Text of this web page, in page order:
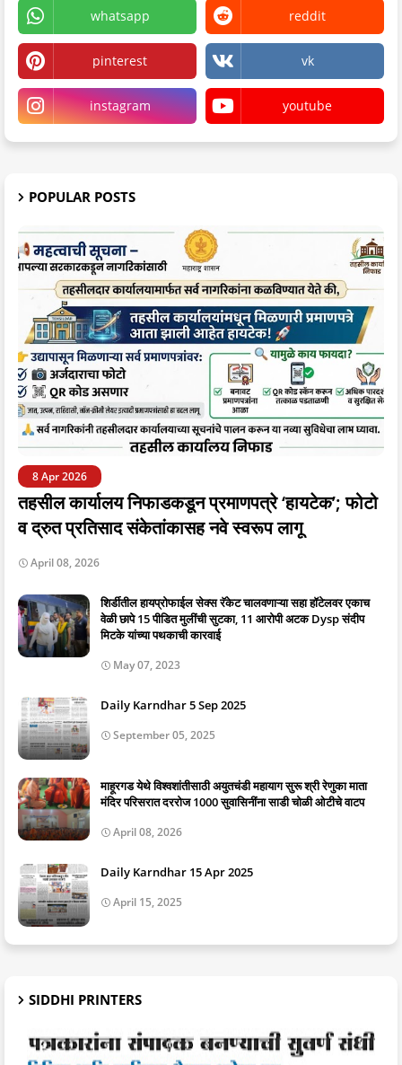
whatsapp reddit
pinterest vk
instagram youtube
POPULAR POSTS
8 Apr 2026
तहसील कार्यालय निफाडकडून प्रमाणपत्रे ‘हायटेक’; फोटो
व द्रुत प्रतिसाद संकेतांकासह नवे स्वरूप लागू
April 08, 2026
शिर्डीतील हायप्रोफाईल सेक्स रॅकेट चालवणाऱ्या सहा हॉटेलवर एकाच
वेळी छापे 15 पीडित मुलींची सुटका, 11 आरोपी अटक Dysp संदीप
मिटके यांच्या पथकाची कारवाई
May 07, 2023
Daily Karndhar 5 Sep 2025
September 05, 2025
माहूरगड येथे विश्वशांतीसाठी अयुतचंडी महायाग सुरू श्री रेणुका माता
मंदिर परिसरात दररोज 1000 सुवासिनींना साडी चोळी ओटीचे वाटप
April 08, 2026
Daily Karndhar 15 Apr 2025
April 15, 2025
SIDDHI PRINTERS